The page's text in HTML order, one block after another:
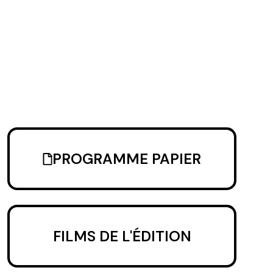
PROGRAMME PAPIER
FILMS DE L'ÉDITION